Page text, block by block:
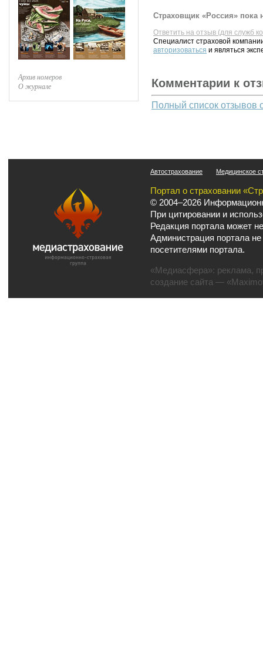
Архив номеров
О журнале
Страховщик «Россия» пока
Ответить на отзыв (для служб
Специалист страховой
авторизоваться и являться
Комментарии к
Полный список отзывов
Автострахование Медицинское
Портал о страховании
© 2004–2026
При цитировании и
Редакция портала может
Администрация портала
посетителями портала.
«Медиасфера»: реклама,
создание сайта —